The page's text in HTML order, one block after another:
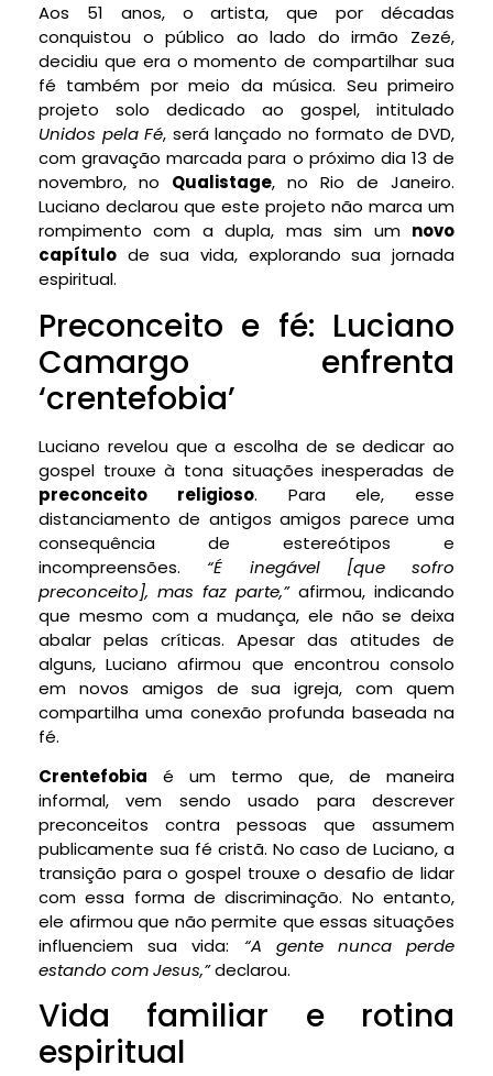
Aos 51 anos, o artista, que por décadas
conquistou o público ao lado do irmão Zezé,
decidiu que era o momento de compartilhar sua
fé também por meio da música. Seu primeiro
projeto solo dedicado ao gospel, intitulado
Unidos pela Fé, será lançado no formato de DVD,
com gravação marcada para o próximo dia 13 de
novembro, no Qualistage, no Rio de Janeiro.
Luciano declarou que este projeto não marca um
rompimento com a dupla, mas sim um novo
capítulo de sua vida, explorando sua jornada
espiritual.
Preconceito e fé: Luciano
Camargo enfrenta
‘crentefobia’
Luciano revelou que a escolha de se dedicar ao
gospel trouxe à tona situações inesperadas de
preconceito religioso. Para ele, esse
distanciamento de antigos amigos parece uma
consequência de estereótipos e
incompreensões. “É inegável [que sofro
preconceito], mas faz parte,”afirmou, indicando
que mesmo com a mudança, ele não se deixa
abalar pelas críticas. Apesar das atitudes de
alguns, Luciano afirmou que encontrou consolo
em novos amigos de sua igreja, com quem
compartilha uma conexão profunda baseada na
fé.
Crentefobia é um termo que, de maneira
informal, vem sendo usado para descrever
preconceitos contra pessoas que assumem
publicamente sua fé cristã. No caso de Luciano, a
transição para o gospel trouxe o desafio de lidar
com essa forma de discriminação. No entanto,
ele afirmou que não permite que essas situações
influenciem sua vida: “A gente nunca perde
estando com Jesus,”declarou.
Vida familiar e rotina
espiritual